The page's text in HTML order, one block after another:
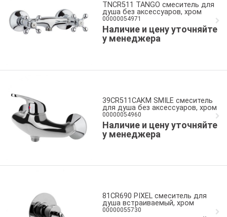
TNCR511 TANGO смеситель для
душа без аксессуаров, хром
00000054971
Наличие и цену уточняйте
у менеджера
39CR511CAKM SMILE смеситель
для душа без аксессуаров, хром
00000054960
Наличие и цену уточняйте
у менеджера
81CR690 PIXEL смеситель для
душа встраиваемый, хром
00000055730